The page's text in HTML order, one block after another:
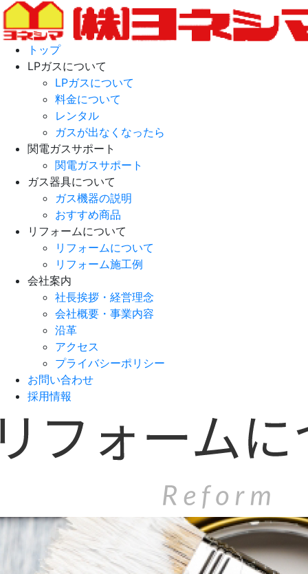
トップ
LPガスについて
LPガスについて
料金について
レンタル
ガスが出なくなったら
関電ガスサポート
関電ガスサポート
ガス器具について
ガス機器の説明
おすすめ商品
リフォームについて
リフォームについて
リフォーム施工例
会社案内
社長挨拶・経営理念
会社概要・事業内容
沿革
アクセス
プライバシーポリシー
お問い合わせ
採用情報